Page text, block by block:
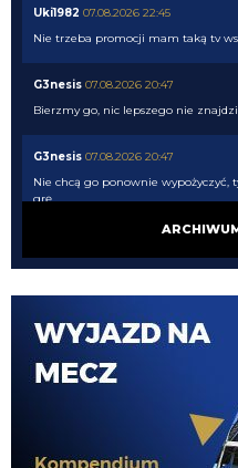
Uki1982 07.08.2026 22:45
Nie trzeba promocji mam taką tv
G3nesis 07.08.2026 20:47
Bierzmy go, nic lepszego nie
G3nesis 07.08.2026 20:47
Nie chcą go ponownie
grę
Cancelo wrócił do Al Hilal
Nerazzurro90
07.08.2026 19:42
Botmon publicznie czci zmarlego
nedzy i rozpaczy